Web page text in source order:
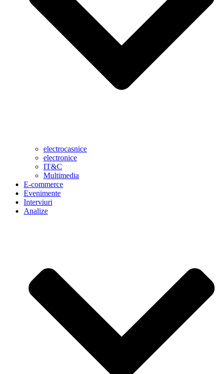
electrocasnice
electronice
IT&C
Multimedia
E-commerce
Evenimente
Interviuri
Analize